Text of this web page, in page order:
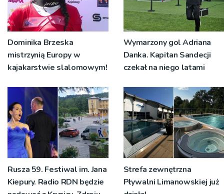
Dominika Brzeska
mistrzynią Europy w
kajakarstwie slalomowym!
Wymarzony gol Adriana
Danka. Kapitan Sandecji
czekał na niego latami
Rusza 59. Festiwal im. Jana
Kiepury. Radio RDN będzie
Strefa zewnętrzna
Pływalni Limanowskiej już